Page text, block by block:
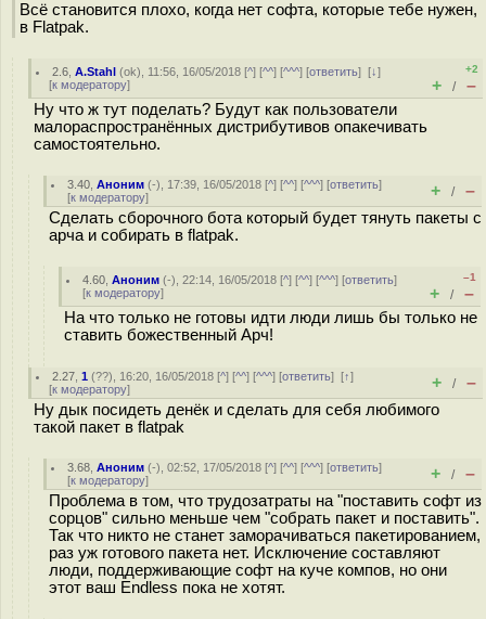
Всё становится плохо, когда нет софта, которые тебе нужен,
в Flatpak.
2.6 ,A.Stahl (ok), 11:56, 16/05/2018 [^] [^^] [^^^] [ответить][↓]
[к модератору]
+2
+ / –
Ну что ж тут поделать? Будут как пользователи
малораспространённых дистрибутивов опакечивать
самостоятельно.
3.40 ,Аноним (-), 17:39, 16/05/2018 [^] [^^] [^^^] [ответить]
[к модератору] + / –
Сделать сборочного бота который будет тянуть пакеты с
арча и собирать в flatpak.
4.60 ,Аноним (-), 22:14, 16/05/2018 [^] [^^] [^^^] [ответить]
[к модератору]
–1
+ / –
На что только не готовы идти люди лишь бы только не
ставить божественный Арч!
2.27 ,1 (??), 16:20, 16/05/2018 [^] [^^] [^^^] [ответить][↑]
[к модератору] + / –
Ну дык посидеть денёк и сделать для себя любимого
такой пакет в flatpak
3.68 ,Аноним (-), 02:52, 17/05/2018 [^] [^^] [^^^] [ответить]
[к модератору] + / –
Проблема в том, что трудозатраты на "поставить софт из
сорцов" сильно меньше чем "собрать пакет и поставить".
Так что никто не станет заморачиваться пакетированием,
раз уж готового пакета нет. Исключение составляют
люди, поддерживающие софт на куче компов, но они
этот ваш Endless пока не хотят.